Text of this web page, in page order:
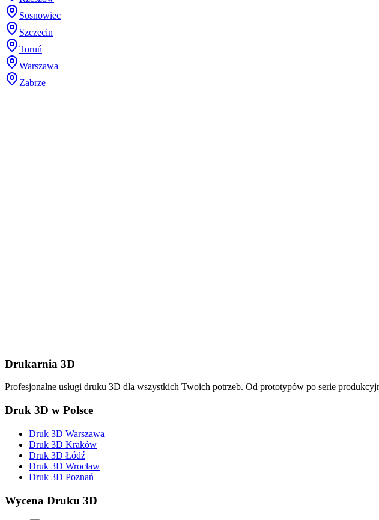
Sosnowiec
Szczecin
Toruń
Warszawa
Zabrze
Drukarnia 3D
Profesjonalne usługi druku 3D dla wszystkich Twoich potrzeb. Od prototypów po serie
Druk 3D w Polsce
Druk 3D Warszawa
Druk 3D Kraków
Druk 3D Łódź
Druk 3D Wrocław
Druk 3D Poznań
Wycena Druku 3D